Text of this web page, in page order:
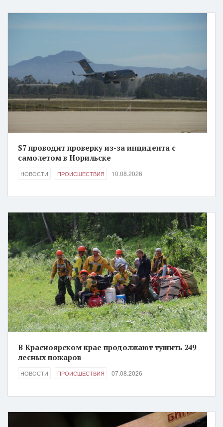
S7 проводит проверку из-за инцидента с
самолетом в Норильске
НОВОСТИ ПРОИСШЕСТВИЯ 10.08.2026
В Красноярском крае продолжают тушить 249
лесных пожаров
НОВОСТИ ПРОИСШЕСТВИЯ 07.08.2026